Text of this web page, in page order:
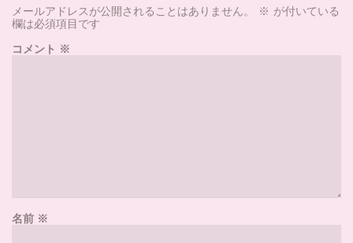
メールアドレスが公開されることはありません。 ※ が付いている
欄は必須項目です
コメント ※
名前 ※